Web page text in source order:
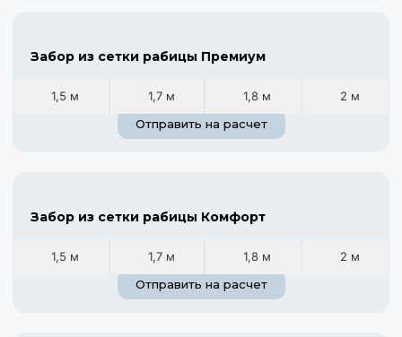
Забор из сетки рабицы Премиум
1,5 м 1,7 м 1,8 м
2 м
Отправить на расчет
Забор из сетки рабицы Комфорт
1,5 м 1,7 м 1,8 м
2 м
Отправить на расчет